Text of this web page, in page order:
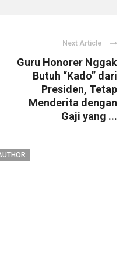
Next Article
Guru Honorer Nggak
Butuh “Kado” dari
Presiden, Tetap
Menderita dengan
Gaji yang ...